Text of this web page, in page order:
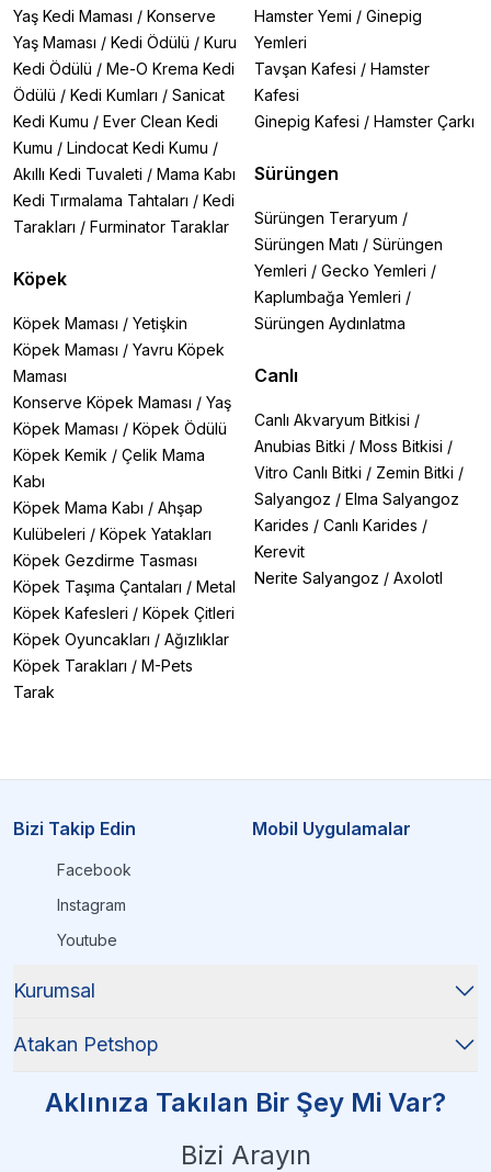
Yaş Kedi Maması / Konserve
Yaş Maması / Kedi Ödülü / Kuru
Kedi Ödülü / Me-O Krema Kedi
Ödülü / Kedi Kumları / Sanicat
Kedi Kumu / Ever Clean Kedi
Kumu / Lindocat Kedi Kumu /
Akıllı Kedi Tuvaleti / Mama Kabı
Kedi Tırmalama Tahtaları / Kedi
Tarakları / Furminator Taraklar
Köpek
Köpek Maması / Yetişkin
Köpek Maması / Yavru Köpek
Maması
Konserve Köpek Maması / Yaş
Köpek Maması / Köpek Ödülü
Köpek Kemik / Çelik Mama
Kabı
Köpek Mama Kabı / Ahşap
Kulübeleri / Köpek Yatakları
Köpek Gezdirme Tasması
Köpek Taşıma Çantaları / Metal
Köpek Kafesleri / Köpek Çitleri
Köpek Oyuncakları / Ağızlıklar
Köpek Tarakları / M-Pets
Tarak
Hamster Yemi / Ginepig
Yemleri
Tavşan Kafesi / Hamster
Kafesi
Ginepig Kafesi / Hamster Çarkı
Sürüngen
Sürüngen Teraryum /
Sürüngen Matı / Sürüngen
Yemleri / Gecko Yemleri /
Kaplumbağa Yemleri /
Sürüngen Aydınlatma
Canlı
Canlı Akvaryum Bitkisi /
Anubias Bitki / Moss Bitkisi /
Vitro Canlı Bitki / Zemin Bitki /
Salyangoz / Elma Salyangoz
Karides / Canlı Karides /
Kerevit
Nerite Salyangoz / Axolotl
Bizi Takip Edin
Facebook
Instagram
Youtube
Mobil Uygulamalar
Kurumsal
Atakan Petshop
Aklınıza Takılan Bir Şey Mi Var?
Bizi Arayın